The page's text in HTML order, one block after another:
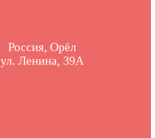
Россия, Орёл
ул. Ленина, 39А